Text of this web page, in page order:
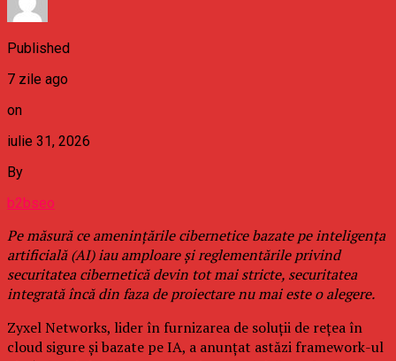
Published
7 zile ago
on
iulie 31, 2026
By
b2bseo
Pe măsură ce amenințările cibernetice bazate pe inteligența
artificială (AI) iau amploare și reglementările privind
securitatea cibernetică devin tot mai stricte, securitatea
integrată încă din faza de proiectare nu mai este o alegere.
Zyxel Networks, lider în furnizarea de soluții de rețea în
cloud sigure și bazate pe IA, a anunțat astăzi framework-ul